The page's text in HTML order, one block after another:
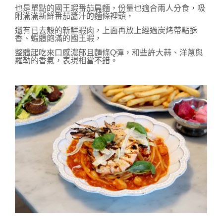
也是單點的國王蝦番茄扁麵，份量也適合兩人分食，吸
附滿滿新鮮番茄醬汁的麵條裡頭，
還有已去殼的新鮮蝦肉，
上面再放上經過炭烤帶點酥
香、蝦體飽滿的國王蝦，
整體起吃來口感濃郁且麵條Q彈，和些許大蒜、洋蔥與
羅勒的香氣，表現相當不錯。